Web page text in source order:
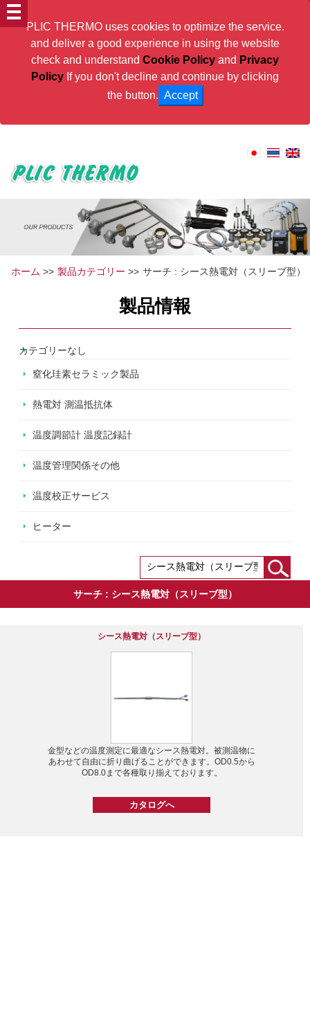
PLIC THERMO uses cookies to optimize the service.
and deliver a good experience in using the website
check and understand Cookie Policy and Privacy
Policy If you don't decline and continue by clicking
the button. Accept
ホーム >> 製品カテゴリー >> サーチ : シース熱電対（スリーブ型）
製品情報
カテゴリーなし
窒化珪素セラミック製品
熱電対 測温抵抗体
温度調節計 温度記録計
温度管理関係その他
温度校正サービス
ヒーター
サーチ : シース熱電対（スリーブ型）
シース熱電対（スリーブ型）
金型などの温度測定に最適なシース熱電対。被測温物に
あわせて自由に折り曲げることができます。OD0.5から
OD8.0まで各種取り揃えております。
カタログへ